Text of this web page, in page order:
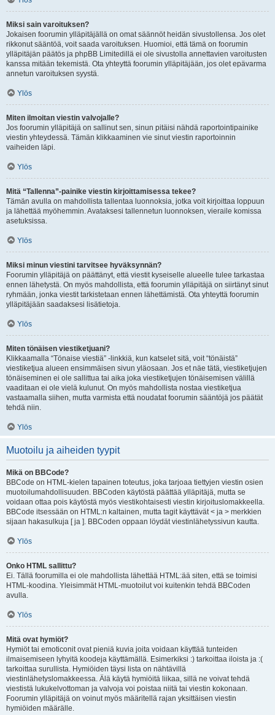
Miksi sain varoituksen?
Jokaisen foorumin ylläpitäjällä on omat säännöt heidän sivustollensa. Jos olet
rikkonut sääntöä, voit saada varoituksen. Huomioi, että tämä on foorumin
ylläpitäjän päätös ja phpBB Limitedillä ei ole sivustolla annettavien varoitusten
kanssa mitään tekemistä. Ota yhteyttä foorumin ylläpitäjään, jos olet epävarma
annetun varoituksen syystä.
Ylös
Miten ilmoitan viestin valvojalle?
Jos foorumin ylläpitäjä on sallinut sen, sinun pitäisi nähdä raportointipainike
viestin yhteydessä. Tämän klikkaaminen vie sinut viestin raportoinnin
vaiheiden läpi.
Ylös
Mitä “Tallenna”-painike viestin kirjoittamisessa tekee?
Tämän avulla on mahdollista tallentaa luonnoksia, jotka voit kirjoittaa loppuun
ja lähettää myöhemmin. Avataksesi tallennetun luonnoksen, vieraile komissa
asetuksissa.
Ylös
Miksi minun viestini tarvitsee hyväksynnän?
Foorumin ylläpitäjä on päättänyt, että viestit kyseiselle alueelle tulee tarkastaa
ennen lähetystä. On myös mahdollista, että foorumin ylläpitäjä on siirtänyt sinut
ryhmään, jonka viestit tarkistetaan ennen lähettämistä. Ota yhteyttä foorumin
ylläpitäjään saadaksesi lisätietoja.
Ylös
Miten tönäisen viestiketjuani?
Klikkaamalla “Tönaise viestiä” -linkkiä, kun katselet sitä, voit “tönäistä”
viestiketjua alueen ensimmäisen sivun yläosaan. Jos et näe tätä, viestiketjujen
tönäiseminen ei ole sallittua tai aika joka viestiketjujen tönäisemisen välillä
vaaditaan ei ole vielä kulunut. On myös mahdollista nostaa viestiketjua
vastaamalla siihen, mutta varmista että noudatat foorumin sääntöjä jos päätät
tehdä niin.
Ylös
Muotoilu ja aiheiden tyypit
Mikä on BBCode?
BBCode on HTML-kielen tapainen toteutus, joka tarjoaa tiettyjen viestin osien
muotoilumahdollisuuden. BBCoden käytöstä päättää ylläpitäjä, mutta se
voidaan ottaa pois käytöstä myös viestikohtaisesti viestin kirjoituslomakkeella.
BBCode itsessään on HTML:n kaltainen, mutta tagit käyttävät < ja > merkkien
sijaan hakasulkuja [ ja ]. BBCoden oppaan löydät viestinlähetyssivun kautta.
Ylös
Onko HTML sallittu?
Ei. Tällä foorumilla ei ole mahdollista lähettää HTML:ää siten, että se toimisi
HTML-koodina. Yleisimmät HTML-muotoilut voi kuitenkin tehdä BBCoden
avulla.
Ylös
Mitä ovat hymiöt?
Hymiöt tai emoticonit ovat pieniä kuvia joita voidaan käyttää tunteiden
ilmaisemiseen lyhyitä koodeja käyttämällä. Esimerkiksi :) tarkoittaa iloista ja :(
tarkoittaa surullista. Hymiöiden täysi lista on nähtävillä
viestinlähetyslomakkeessa. Älä käytä hymiöitä liikaa, sillä ne voivat tehdä
viestistä lukukelvottoman ja valvoja voi poistaa niitä tai viestin kokonaan.
Foorumin ylläpitäjä on voinut myös määritellä rajan yksittäisen viestin
hymiöiden määrälle.